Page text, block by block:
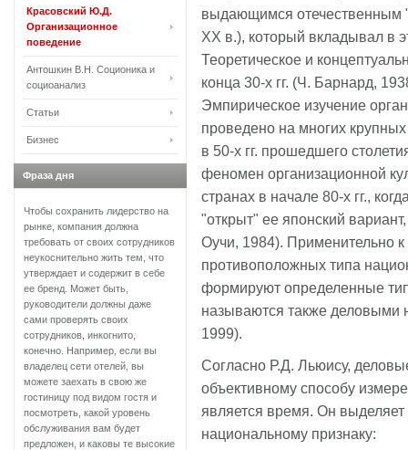
выдающимся отечественным
XX в.), который вкладывал в
Теоретическое и
конца 30-х гг. (Ч. Барнард,
Эмпирическое изучение
проведено на многих
в 50-х гг. прошедшего
феномен организационной
странах в начале 80-х гг.,
"открыт" ее японский
Оучи, 1984). Применительно
противоположных типа
формируют определенные
называются также деловыми
1999).
Согласно Р.Д. Льюису,
объективному способу
является время. Он выделяет
национальному признаку:
Красовский Ю.Д.
Организационное
поведение
Антошкин В.Н. Соционика и
социоанализ
Статьи
Бизнес
Фраза дня
Чтобы сохранить лидерство на
рынке, компания должна
требовать от своих сотрудников
неукоснительно жить тем, что
утверждает и содержит в себе
ее бренд. Может быть,
руководители должны даже
сами проверять своих
сотрудников, инкогнито,
конечно. Например, если вы
владелец сети отелей, вы
можете заехать в свою же
гостиницу под видом гостя и
посмотреть, какой уровень
обслуживания вам будет
предложен, и каковы те высокие